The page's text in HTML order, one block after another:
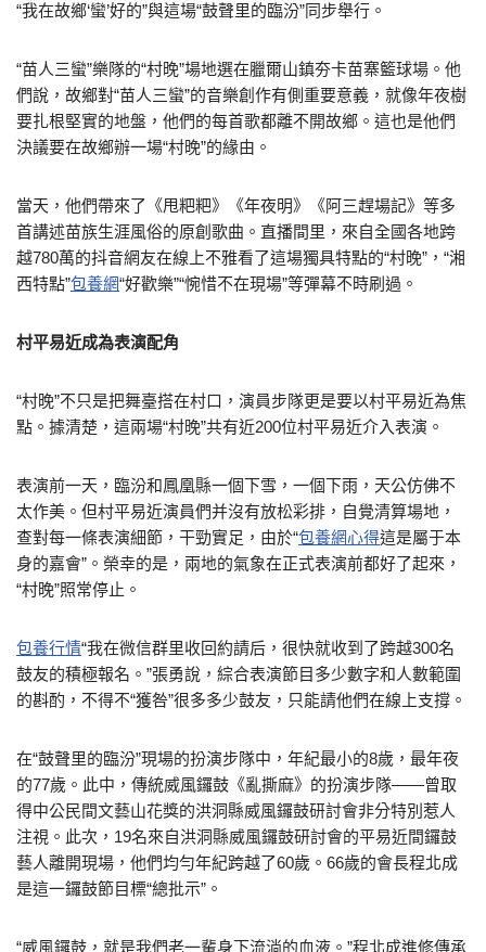
“我在故鄉‘蠻’好的”與這場“鼓聲里的臨汾”同步舉行。
“苗人三蠻”樂隊的“村晚”場地選在臘爾山鎮夯卡苗寨籃球場。他
們說，故鄉對“苗人三蠻”的音樂創作有側重要意義，就像年夜樹
要扎根堅實的地盤，他們的每首歌都離不開故鄉。這也是他們
決議要在故鄉辦一場“村晚”的緣由。
當天，他們帶來了《甩粑粑》《年夜明》《阿三趕場記》等多
首講述苗族生涯風俗的原創歌曲。直播間里，來自全國各地跨
越780萬的抖音網友在線上不雅看了這場獨具特點的“村晚”，“湘
西特點”包養網“好歡樂”“惋惜不在現場”等彈幕不時刷過。
村平易近成為表演配角
“村晚”不只是把舞臺搭在村口，演員步隊更是要以村平易近為焦
點。據清楚，這兩場“村晚”共有近200位村平易近介入表演。
表演前一天，臨汾和鳳凰縣一個下雪，一個下雨，天公仿佛不
太作美。但村平易近演員們并沒有放松彩排，自覺清算場地，
查對每一條表演細節，干勁實足，由於“包養網心得這是屬于本
身的嘉會”。榮幸的是，兩地的氣象在正式表演前都好了起來，
“村晚”照常停止。
包養行情“我在微信群里收回約請后，很快就收到了跨越300名
鼓友的積極報名。”張勇說，綜合表演節目多少數字和人數範圍
的斟酌，不得不“獲咎”很多多少鼓友，只能請他們在線上支撐。
在“鼓聲里的臨汾”現場的扮演步隊中，年紀最小的8歲，最年夜
的77歲。此中，傳統威風鑼鼓《亂撕麻》的扮演步隊——曾取
得中公民間文藝山花獎的洪洞縣威風鑼鼓研討會非分特別惹人
注視。此次，19名來自洪洞縣威風鑼鼓研討會的平易近間鑼鼓
藝人離開現場，他們均勻年紀跨越了60歲。66歲的會長程北成
是這一鑼鼓節目標“總批示”。
“威風鑼鼓，就是我們老一輩身下流淌的血液。”程北成進修傳承